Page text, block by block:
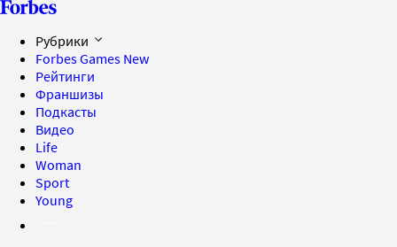
Рубрики
Forbes Games New
Рейтинги
Франшизы
Подкасты
Видео
Life
Woman
Sport
Young